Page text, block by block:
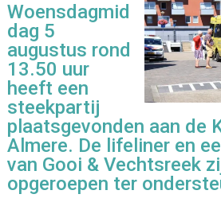
Woensdagmid
dag 5
augustus rond
13.50 uur
heeft een
steekpartij
plaatsgevonden aan de
Almere. De lifeliner en
van Gooi & Vechtsreek
opgeroepen ter